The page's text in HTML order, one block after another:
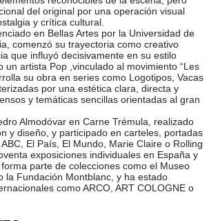
del original por una operación visual
y crítica cultural.
en Bellas Artes por la Universidad de
comenzó su trayectoria como creativo
que influyó decisivamente en su estilo
un artista Pop ,vinculado al movimiento “Les
su obra en series como Logotipos, Vacas
por una estética clara, directa y
y temáticas sencillas orientadas al gran
Almodóvar en Carne Trémula, realizado
y diseño, y participado en carteles, portadas
El País, El Mundo, Marie Claire o Rolling
exposiciones individuales en España y
parte de colecciones como el Museo
la Fundación Montblanc, y ha estado
como ARCO, ART COLOGNE o